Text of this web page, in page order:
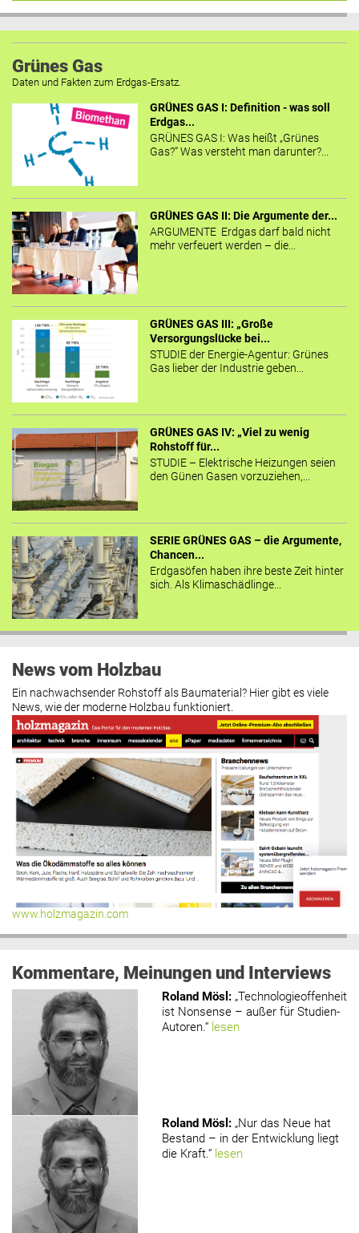
Grünes Gas
Daten und Fakten zum Erdgas-Ersatz.
GRÜNES GAS I: Definition - was soll
Erdgas...
GRÜNES GAS I: Was heißt „Grünes
Gas?“ Was versteht man darunter?...
GRÜNES GAS II: Die Argumente der...
ARGUMENTE Erdgas darf bald nicht
mehr verfeuert werden – die...
GRÜNES GAS III: „Große
Versorgungslücke bei...
STUDIE der Energie-Agentur: Grünes
Gas lieber der Industrie geben...
GRÜNES GAS IV: „Viel zu wenig
Rohstoff für...
STUDIE – Elektrische Heizungen seien
den Günen Gasen vorzuziehen,...
SERIE GRÜNES GAS – die Argumente,
Chancen...
Erdgasöfen haben ihre beste Zeit hinter
sich. Als Klimaschädlinge...
News vom Holzbau
Ein nachwachsender Rohstoff als Baumaterial? Hier gibt es viele
News, wie der moderne Holzbau funktioniert.
www.holzmagazin.com
Kommentare, Meinungen und Interviews
Roland Mösl : „Technologieoffenheit
ist Nonsense – außer für Studien-
Autoren.“ lesen
Roland Mösl : „Nur das Neue hat
Bestand – in der Entwicklung liegt
die Kraft.“ lesen